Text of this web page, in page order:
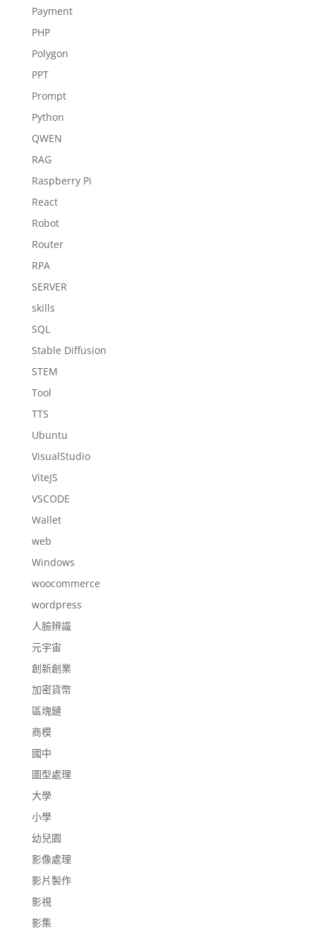
Payment
PHP
Polygon
PPT
Prompt
Python
QWEN
RAG
Raspberry Pi
React
Robot
Router
RPA
SERVER
skills
SQL
Stable Diffusion
STEM
Tool
TTS
Ubuntu
VisualStudio
ViteJS
VSCODE
Wallet
web
Windows
woocommerce
wordpress
人臉辨識
元宇宙
創新創業
加密貨幣
區塊鏈
商模
國中
圖型處理
大學
小學
幼兒園
影像處理
影片製作
影視
影集